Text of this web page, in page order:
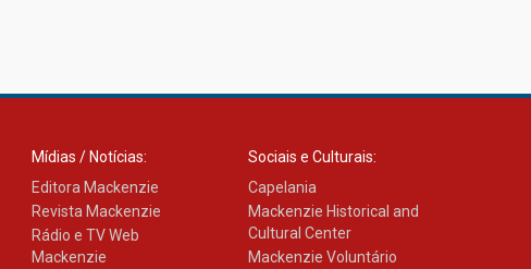
Mídias / Notícias:
Editora Mackenzie
Revista Mackenzie
Rádio e TV Web
Mackenzie
Sociais e Culturais:
Capelania
Mackenzie Historical and
Cultural Center
Mackenzie Voluntário